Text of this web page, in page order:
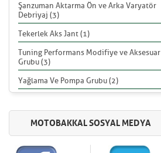
Şanzuman Aktarma Ön ve Arka Varyatör
Debriyaj (3)
Tekerlek Aks Jant (1)
Tuning Performans Modifiye ve Aksesuar
Grubu (3)
Yağlama Ve Pompa Grubu (2)